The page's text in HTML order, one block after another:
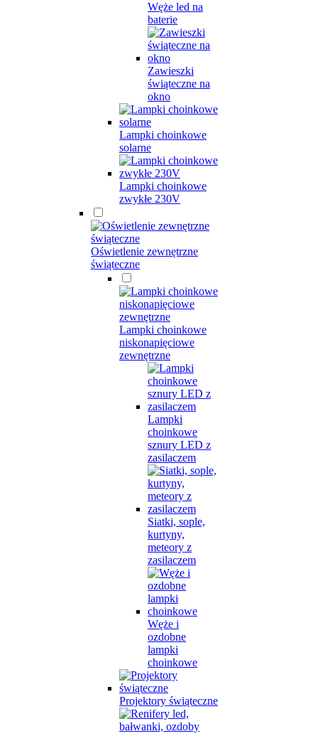
Węże led na
baterie
Zawieszki
świąteczne na
okno
Lampki choinkowe
solarne
Lampki choinkowe
zwykłe 230V
Oświetlenie zewnętrzne
świąteczne
Lampki choinkowe
niskonapięciowe
zewnętrzne
Lampki
choinkowe
sznury LED z
zasilaczem
Siatki, sople,
kurtyny,
meteory z
zasilaczem
Węże i
ozdobne
lampki
choinkowe
Projektory świąteczne